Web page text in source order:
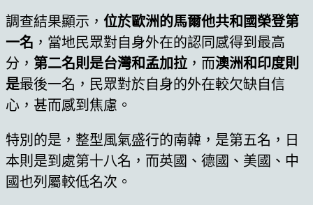
調查結果顯示， 位於歐洲的馬爾他共和國榮登第
一名 ，當地民眾對自身外在的認同感得到最高
分， 第二名則是台灣和孟加拉 ，而澳洲和印度則
是最後一名，民眾對於自身的外在較欠缺自信
心，甚而感到焦慮。
特別的是，整型風氣盛行的南韓，是第五名，日
本則是到處第十八名，而英國、德國、美國、中
國也列屬較低名次。